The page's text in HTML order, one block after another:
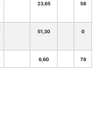
23,65 58
51,30 0
6,60 78